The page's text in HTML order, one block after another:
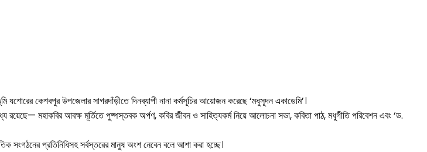
কেশবপুর উপজেলার সাগরদাঁড়ীতে দিনব্যাপী নানা কর্মসূচির আয়োজন করেছে ‘মধুসূদন একাডেমি’।
মহাকবির আবক্ষ মূর্তিতে পুষ্পস্তবক অর্পণ, কবির জীবন ও সাহিত্যকর্ম নিয়ে আলোচনা সভা, কবিতা পাঠ, মধুগীতি পরিবেশন এবং ‘ড.
সংগঠনের প্রতিনিধিসহ সর্বস্তরের মানুষ অংশ নেবেন বলে আশা করা হচ্ছে।